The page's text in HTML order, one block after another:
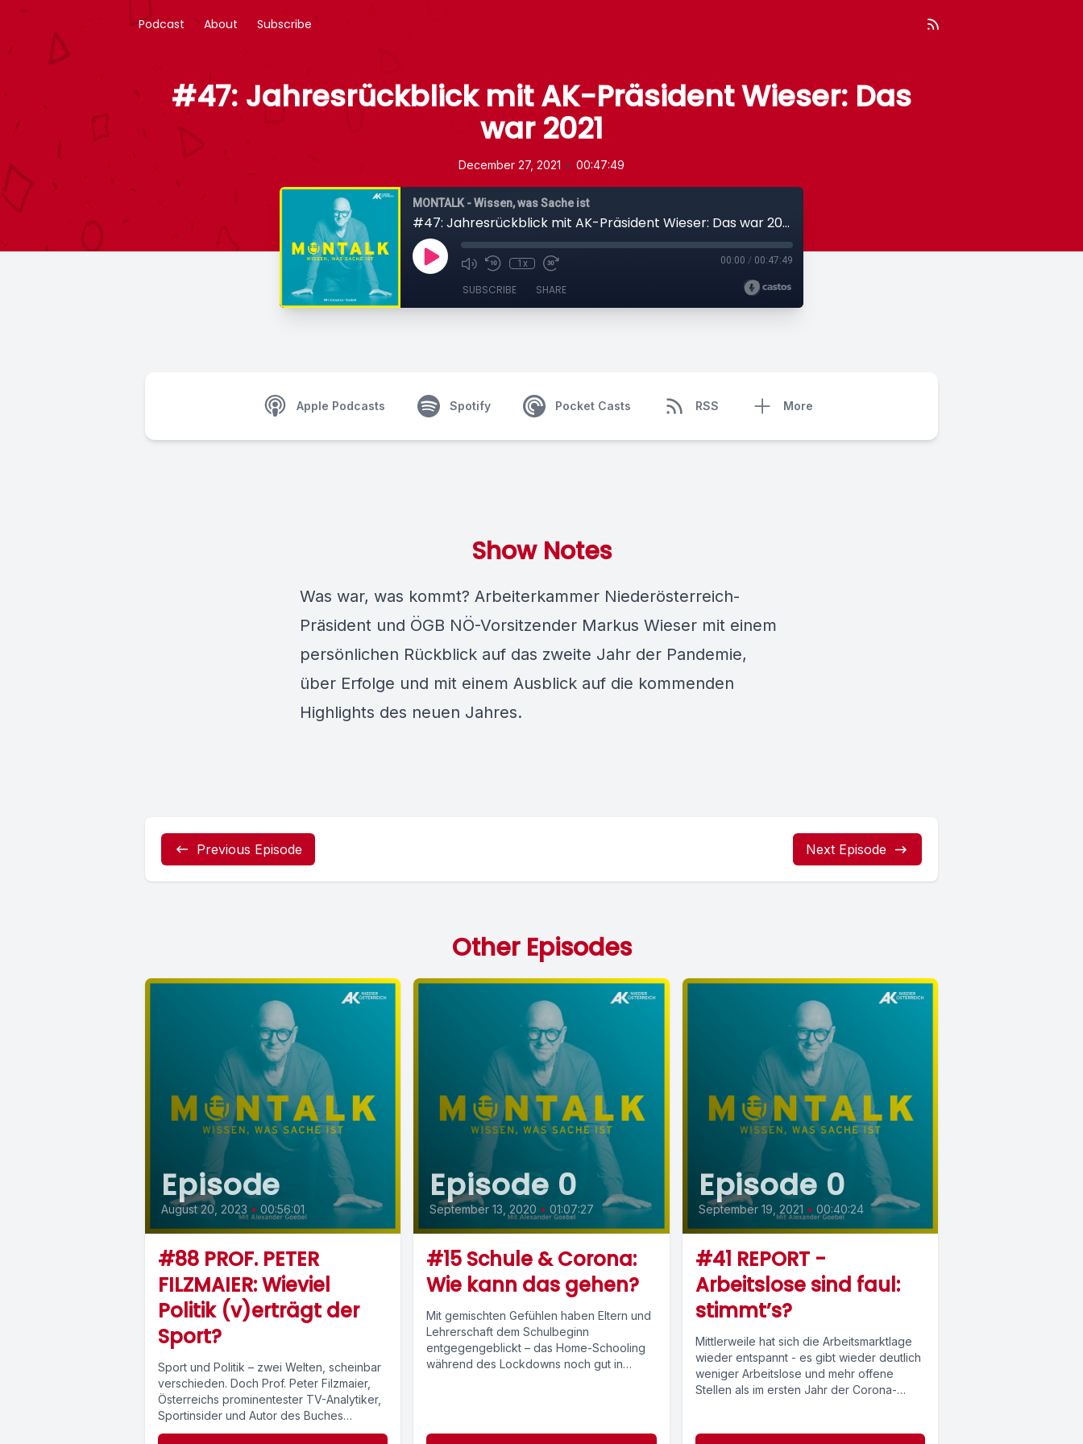
Podcast About Subscribe
#47: Jahresrückblick mit AK-Präsident Wieser: Das
war 2021
December 27, 2021 • 00:47:49
MONTALK - Wissen, was Sache ist
#47: Jahresrückblick mit AK-Präsident Wieser: Das war 2021
1x 00:00 / 00:47:49
SUBSCRIBE SHARE
Apple Podcasts Spotify Pocket Casts RSS More
Show Notes
Was war, was kommt? Arbeiterkammer Niederösterreich-
Präsident und ÖGB NÖ-Vorsitzender Markus Wieser mit einem
persönlichen Rückblick auf das zweite Jahr der Pandemie,
über Erfolge und mit einem Ausblick auf die kommenden
Highlights des neuen Jahres.
Previous Episode Next Episode
Other Episodes
Episode
August 20, 2023 • 00:56:01
#88 PROF. PETER
FILZMAIER: Wieviel
Politik (v)erträgt der
Sport?
Sport und Politik – zwei Welten, scheinbar
verschieden. Doch Prof. Peter Filzmaier,
Österreichs prominentester TV-Analytiker,
Sportinsider und Autor des Buches
“Atemlos” erklärt, wie Fußball...
Episode 0
September 13, 2020 • 01:07:27
#15 Schule & Corona:
Wie kann das gehen?
Mit gemischten Gefühlen haben Eltern und
Lehrerschaft dem Schulbeginn
entgegengeblickt – das Home-Schooling
während des Lockdowns noch gut in
Episode 0
September 19, 2021 • 00:40:24
#41 REPORT -
Arbeitslose sind faul:
stimmt’s?
Mittlerweile hat sich die Arbeitsmarktlage
wieder entspannt - es gibt wieder deutlich
weniger Arbeitslose und mehr offene
Stellen als im ersten Jahr der Corona-